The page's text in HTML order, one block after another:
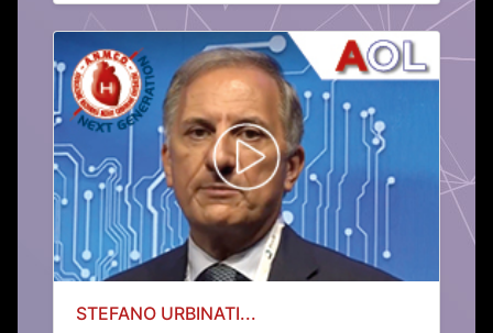
STEFANO URBINATI...